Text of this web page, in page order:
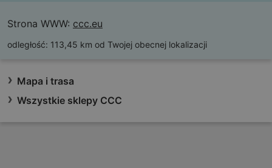
Strona WWW: ccc.eu
odległość: 113,45 km od Twojej obecnej lokalizacji
Mapa i trasa
Wszystkie sklepy CCC